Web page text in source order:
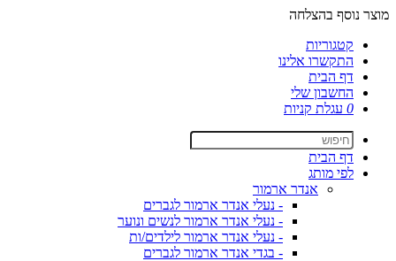
מוצר נוסף בהצלחה
קטגוריות
התקשרו אלינו
דף הבית
החשבון שלי
0 עגלת קניות
דף הבית
לפי מותג
אנדר ארמור
- נעלי אנדר ארמור לגברים
- נעלי אנדר ארמור לנשים ונוער
- נעלי אנדר ארמור לילדים/ות
- בגדי אנדר ארמור לגברים